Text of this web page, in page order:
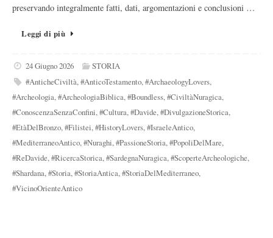
preservando integralmente fatti, dati, argomentazioni e conclusioni …
Leggi di più
24 Giugno 2026
STORIA
#AnticheCiviltà,#AnticoTestamento,#ArchaeologyLovers,
#Archeologia,#ArcheologiaBiblica,#Boundless,#CiviltàNuragica,
#ConoscenzaSenzaConfini,#Cultura,#Davide,#DivulgazioneStorica,
#EtàDelBronzo,#Filistei,#HistoryLovers,#IsraeleAntico,
#MediterraneoAntico,#Nuraghi,#PassioneStoria,#PopoliDelMare,
#ReDavide,#RicercaStorica,#SardegnaNuragica,#ScoperteArcheologiche,
#Shardana,#Storia,#StoriaAntica,#StoriaDelMediterraneo,
#VicinoOrienteAntico